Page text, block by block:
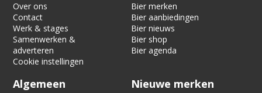
Over ons
Contact
Werk & stages
Samenwerken &
adverteren
Cookie instellingen
Bier merken
Bier aanbiedingen
Bier nieuws
Bier shop
Bier agenda
Algemeen Nieuwe merken